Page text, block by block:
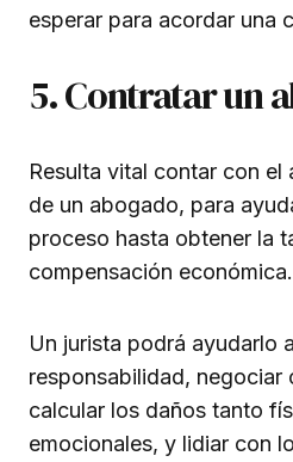
esperar para acordar una
5. Contratar un
Resulta vital contar con el
de un abogado, para
proceso hasta obtener la
compensación económica.
Un jurista podrá ayudarlo
responsabilidad, negociar
calcular los daños tanto
emocionales, y lidiar con